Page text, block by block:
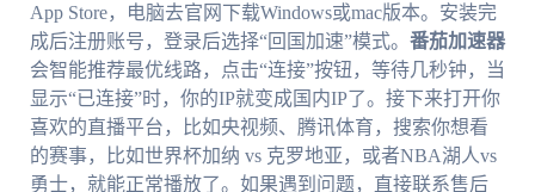
App Store，电脑去官网下载Windows或mac版本。安装完
成后注册账号，登录后选择“回国加速”模式。 番茄加速器
会智能推荐最优线路，点击“连接”按钮，等待几秒钟，当
显示“已连接”时，你的IP就变成国内IP了。接下来打开你
喜欢的直播平台，比如央视频、腾讯体育，搜索你想看
的赛事，比如世界杯加纳 vs 克罗地亚，或者NBA湖人vs
勇士，就能正常播放了。如果遇到问题，直接联系售后